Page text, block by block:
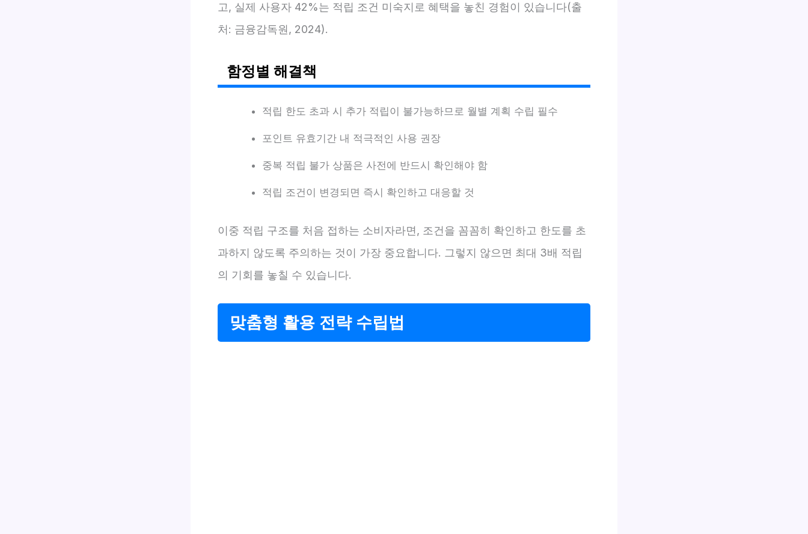
고, 실제 사용자 42%는 적립 조건 미숙지로 혜택을 놓친 경험이 있습니다(출
처: 금융감독원, 2024).
함정별 해결책
적립 한도 초과 시 추가 적립이 불가능하므로 월별 계획 수립 필수
포인트 유효기간 내 적극적인 사용 권장
중복 적립 불가 상품은 사전에 반드시 확인해야 함
적립 조건이 변경되면 즉시 확인하고 대응할 것
이중 적립 구조를 처음 접하는 소비자라면, 조건을 꼼꼼히 확인하고 한도를 초
과하지 않도록 주의하는 것이 가장 중요합니다. 그렇지 않으면 최대 3배 적립
의 기회를 놓칠 수 있습니다.
맞춤형 활용 전략 수립법